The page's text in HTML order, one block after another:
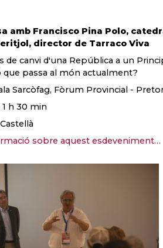
amb Francisco Pina Polo,
director de Tarraco Viva
de canvi d'una República a un
que passa al món actualment?
Sarcòfag, Fòrum Provincial -
1 h 30 min
sobre aquest esdeveniment…